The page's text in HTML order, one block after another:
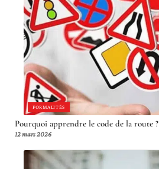
FORMALITÉS
Pourquoi apprendre le code de la route ?
12 mars 2026